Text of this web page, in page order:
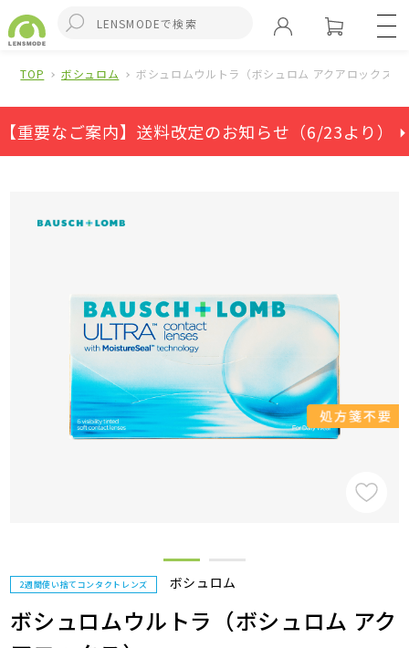
TOP ボシュロム ボシュロムウルトラ（ボシュロム アクアロックス）
【重要なご案内】送料改定のお知らせ（6/23より） ⏵
2週間使い捨てコンタクトレンズ ボシュロム
ボシュロムウルトラ（ボシュロム アク